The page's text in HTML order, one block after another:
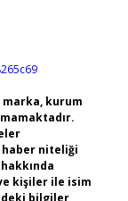
kurum
haber niteliği
kişiler ile isim
bilgiler